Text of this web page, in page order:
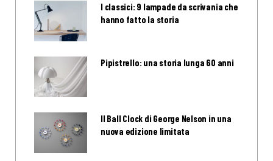
I classici: 9 lampade da scrivania che
hanno fatto la storia
Pipistrello: una storia lunga 60 anni
Il Ball Clock di George Nelson in una
nuova edizione limitata